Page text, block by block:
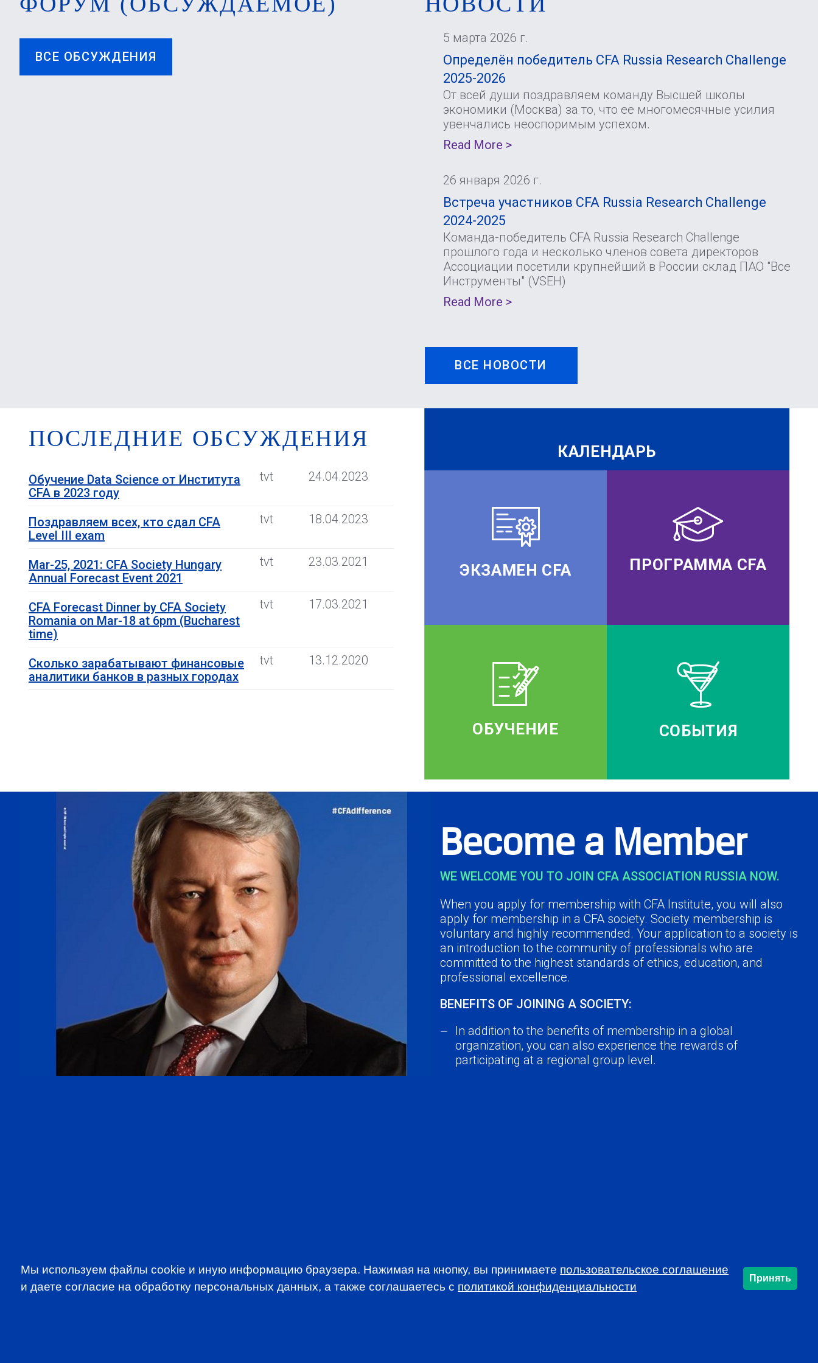
ВСЕ ОБСУЖДЕНИЯ
5 марта 2026 г.
Определён победитель CFA Russia Research Challenge
2025-2026
От всей души поздравляем команду Высшей школы
экономики (Москва) за то, что её многомесячные усилия
увенчались неоспоримым успехом.
Read More >
26 января 2026 г.
Встреча участников CFA Russia Research Challenge
2024-2025
Команда-победитель CFA Russia Research Challenge
прошлого года и несколько членов совета директоров
Ассоциации посетили крупнейший в России склад ПАО "Все
Инструменты" (VSEH)
Read More >
ВСЕ НОВОСТИ
ПОСЛЕДНИЕ ОБСУЖДЕНИЯ
Обучение Data Science от Института
CFA в 2023 году
tvt 24.04.2023
Поздравляем всех, кто сдал CFA
Level III exam
tvt 18.04.2023
Mar-25, 2021: CFA Society Hungary
Annual Forecast Event 2021
tvt 23.03.2021
CFA Forecast Dinner by CFA Society
Romania on Mar-18 at 6pm (Bucharest
time)
tvt 17.03.2021
Сколько зарабатывают финансовые
аналитики банков в разных городах
tvt 13.12.2020
КАЛЕНДАРЬ
ЭКЗАМЕН CFA ПРОГРАММА CFA
ОБУЧЕНИЕ СОБЫТИЯ
Become a Member
WE WELCOME YOU TO JOIN CFA ASSOCIATION RUSSIA NOW.
When you apply for membership with CFA Institute, you will also
apply for membership in a CFA society. Society membership is
voluntary and highly recommended. Your application to a society is
an introduction to the community of professionals who are
committed to the highest standards of ethics, education, and
professional excellence.
BENEFITS OF JOINING A SOCIETY:
In addition to the benefits of membership in a global
organization, you can also experience the rewards of
participating at a regional group level.
JOIN CFA RUSSIA!
Мы используем файлы cookie и иную информацию браузера. Нажимая на кнопку, вы принимаете пользовательское соглашение
и даете согласие на обработку персональных данных, а также соглашаетесь c политикой конфиденциальности
Принять